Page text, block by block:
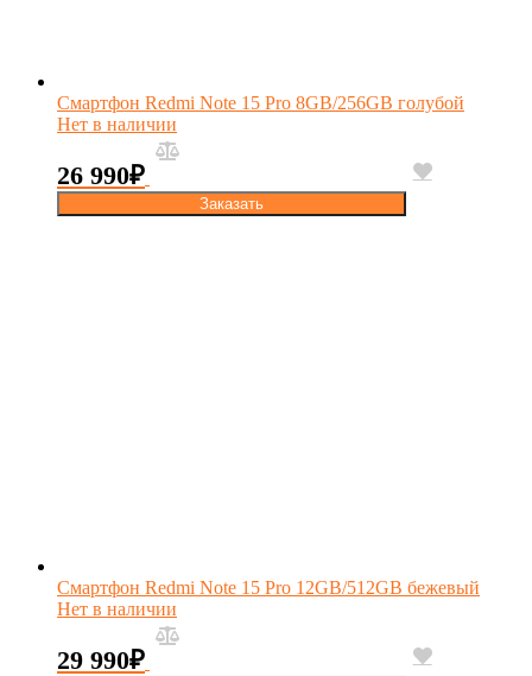
Смартфон Redmi Note 15 Pro 8GB/256GB голубой
Нет в наличии
26 990₽
Заказать
Смартфон Redmi Note 15 Pro 12GB/512GB бежевый
Нет в наличии
29 990₽